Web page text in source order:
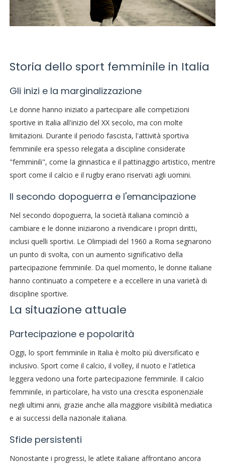
Storia dello sport femminile in Italia
Gli inizi e la marginalizzazione
Le donne hanno iniziato a partecipare alle competizioni
sportive in Italia all'inizio del XX secolo, ma con molte
limitazioni. Durante il periodo fascista, l'attività sportiva
femminile era spesso relegata a discipline considerate
"femminili", come la ginnastica e il pattinaggio artistico, mentre
sport come il calcio e il rugby erano riservati agli uomini.
Il secondo dopoguerra e l'emancipazione
Nel secondo dopoguerra, la società italiana cominciò a
cambiare e le donne iniziarono a rivendicare i propri diritti,
inclusi quelli sportivi. Le Olimpiadi del 1960 a Roma segnarono
un punto di svolta, con un aumento significativo della
partecipazione femminile. Da quel momento, le donne italiane
hanno continuato a competere e a eccellere in una varietà di
discipline sportive.
La situazione attuale
Partecipazione e popolarità
Oggi, lo sport femminile in Italia è molto più diversificato e
inclusivo. Sport come il calcio, il volley, il nuoto e l'atletica
leggera vedono una forte partecipazione femminile. Il calcio
femminile, in particolare, ha visto una crescita esponenziale
negli ultimi anni, grazie anche alla maggiore visibilità mediatica
e ai successi della nazionale italiana.
Sfide persistenti
Nonostante i progressi, le atlete italiane affrontano ancora